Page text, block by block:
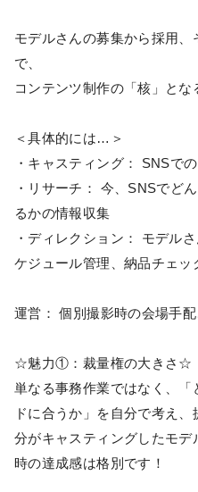
モデルさんの募集から採用
で、
コンテンツ制作の「核」とな
＜具体的には…＞
・キャスティング： SNSで
・リサーチ： 今、SNSでど
るかの情報収集
・ディレクション： モデル
ケジュール管理、納品チェッ
運営： 個別撮影時の会場手
☆魅力①：裁量権の大きさ☆
単なる事務作業ではなく、
ドに合うか」を自分で考え
分がキャスティングしたモ
時の達成感は格別です！